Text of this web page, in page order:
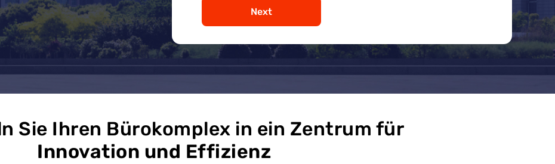
Next
Sie Ihren Bürokomplex in ein Zentrum für
Innovation und Effizienz